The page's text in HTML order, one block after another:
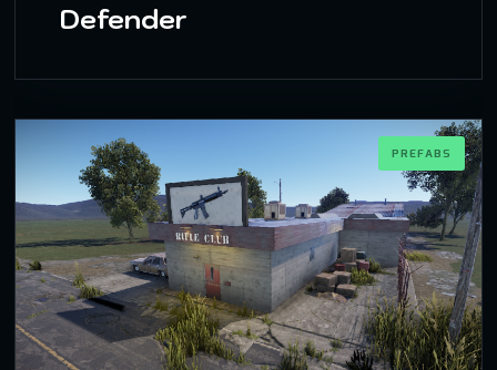
Defender
PREFABS